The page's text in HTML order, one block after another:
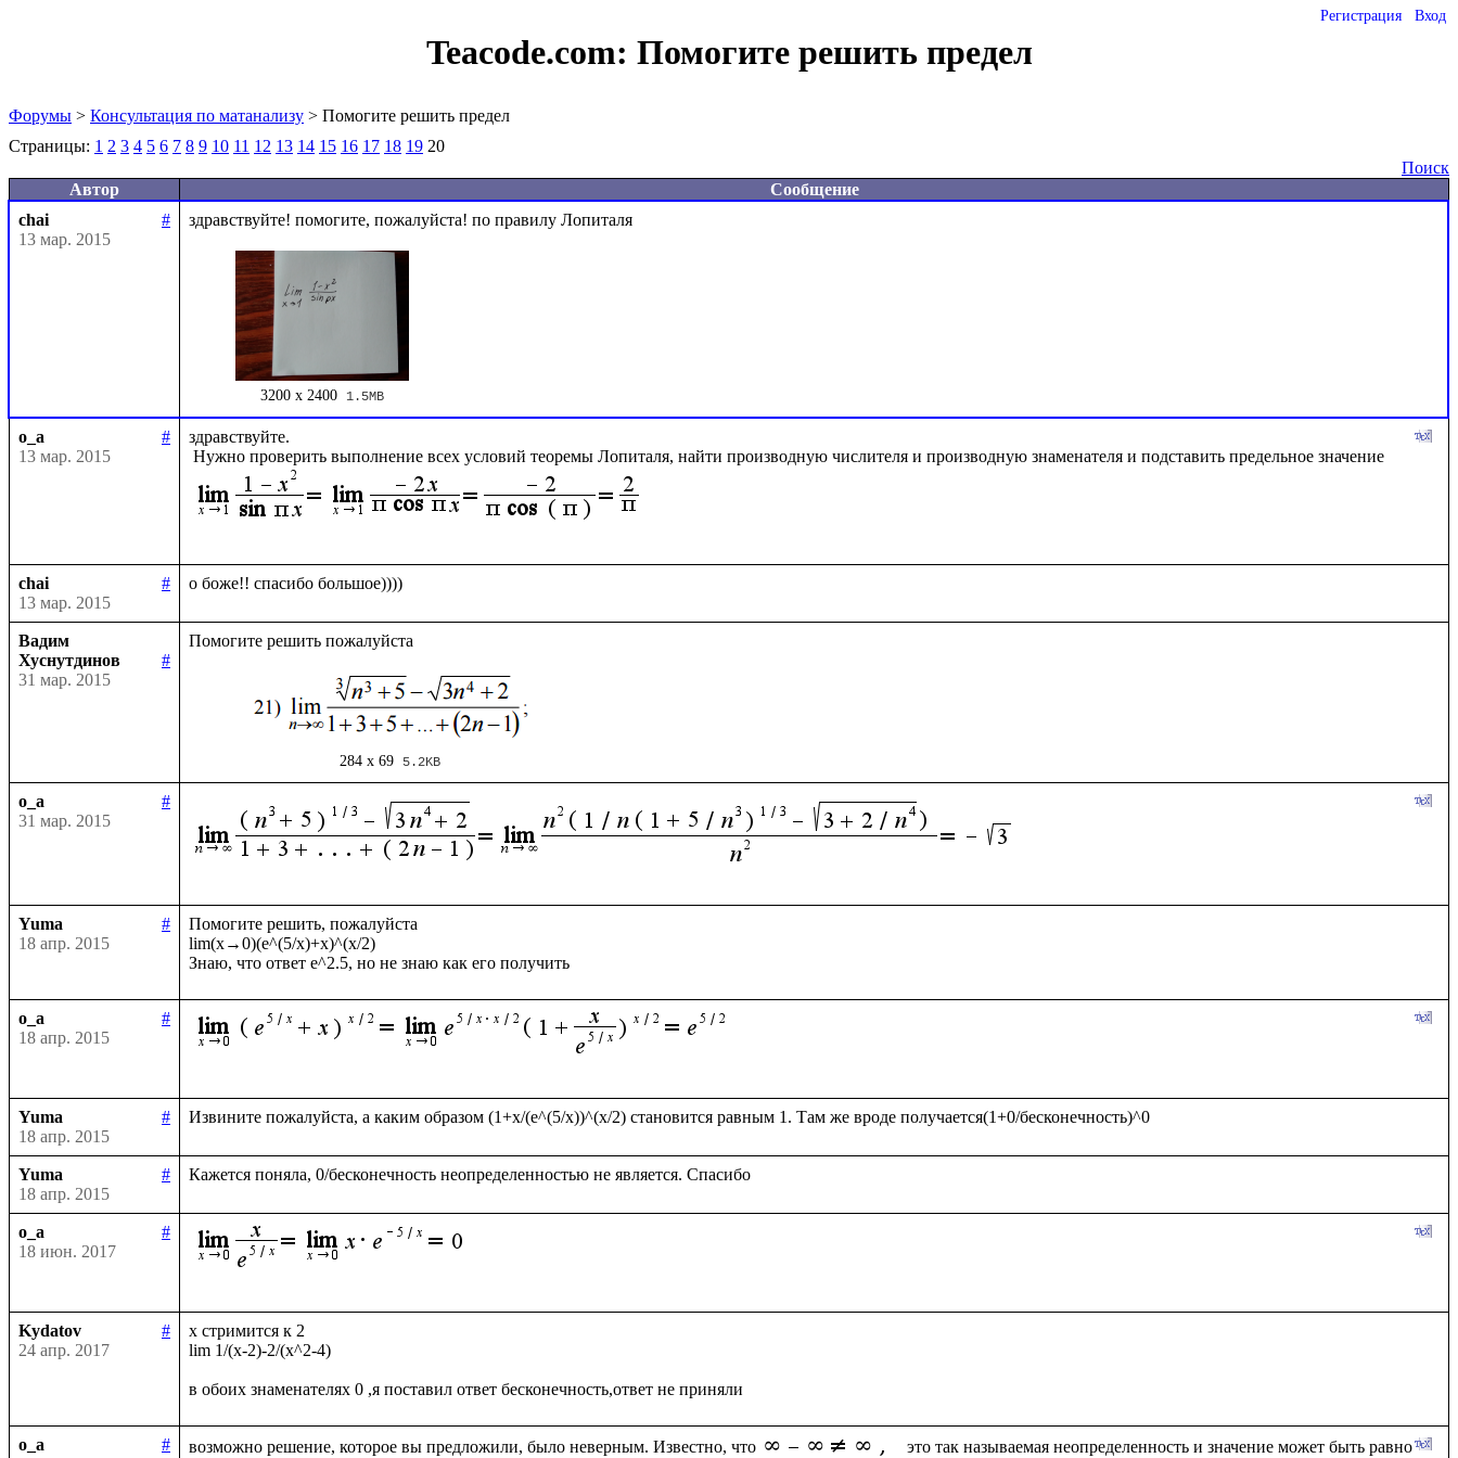
Регистрация Вход
Teacode.com: Помогите решить предел
Форумы > Консультация по матанализу > Помогите решить предел
Страницы: 1 2 3 4 5 6 7 8 9 10 11 12 13 14 15 16 17 18 19 20
Поиск
Автор
Сообщение
chai
#
13 мар. 2015
3200 x 2400 1.5MB
o_a
#
13 мар. 2015
здравствуйте.
Нужно проверить выполнение всех условий теоремы Лопиталя, найти производную числителя и производную знаменателя и подставить предельное значение
chai
#
13 мар. 2015
Вадим
Хуснутдинов
#
31 мар. 2015
284 x 69 5.2KB
o_a
#
31 мар. 2015
Yuma
#
18 апр. 2015
Помогите решить, пожалуйста
lim(x→0)(e^(5/x)+x)^(x/2)
o_a
#
18 апр. 2015
Yuma
#
18 апр. 2015
Yuma
#
18 апр. 2015
o_a
#
18 июн. 2017
Kydatov
#
24 апр. 2017
x стримится к 2
lim 1/(x-2)-2/(x^2-4)
o_a
#
возможно решение, которое вы предложили, было неверным. Известно, что это так называемая неопределенность и значение может быть равно